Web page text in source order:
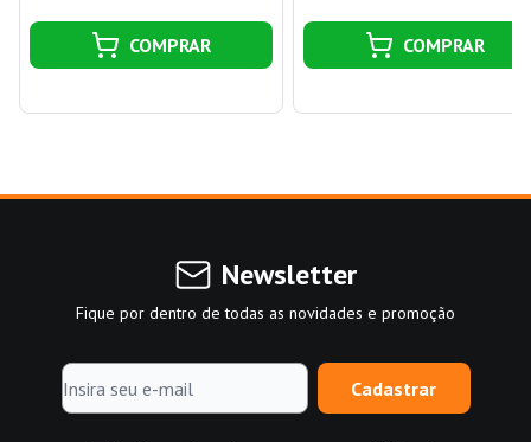
COMPRAR COMPRAR
Newsletter
Fique por dentro de todas as novidades e promoção
Cadastrar